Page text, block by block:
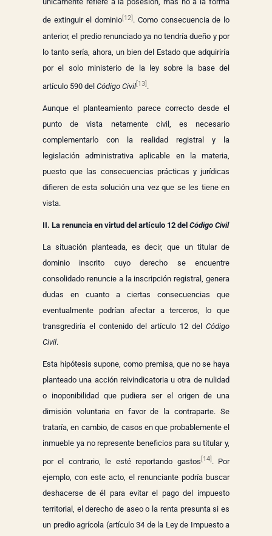
de extinguir el dominio[12] . Como consecuencia de lo
anterior, el predio renunciado ya no tendría dueño y por
lo tanto sería, ahora, un bien del Estado que adquiriría
por el solo ministerio de la ley sobre la base del
artículo 590 del Código Civil[13] .
Aunque el planteamiento parece correcto desde el
punto de vista netamente civil, es necesario
complementarlo con la realidad registral y la
legislación administrativa aplicable en la materia,
puesto que las consecuencias prácticas y jurídicas
difieren de esta solución una vez que se les tiene en
vista.
II. La renuncia en virtud del artículo 12 del Código Civil
La situación planteada, es decir, que un titular de
dominio inscrito cuyo derecho se encuentre
consolidado renuncie a la inscripción registral, genera
dudas en cuanto a ciertas consecuencias que
eventualmente podrían afectar a terceros, lo que
transgrediría el contenido del artículo 12 del Código
Civil.
Esta hipótesis supone, como premisa, que no se haya
planteado una acción reivindicatoria u otra de nulidad
o inoponibilidad que pudiera ser el origen de una
dimisión voluntaria en favor de la contraparte. Se
trataría, en cambio, de casos en que probablemente el
inmueble ya no represente beneficios para su titular y,
por el contrario, le esté reportando gastos[14] . Por
ejemplo, con este acto, el renunciante podría buscar
deshacerse de él para evitar el pago del impuesto
territorial, el derecho de aseo o la renta presunta si es
un predio agrícola (artículo 34 de la Ley de Impuesto a